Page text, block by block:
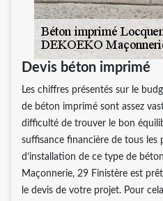
Devis béton imprimé
Les chiffres présentés sur le
de béton imprimé sont assez
difficulté de trouver le bon
suffisance financière de tous les
d’installation de ce type de
Maçonnerie, 29 Finistère est
le devis de votre projet. Pour